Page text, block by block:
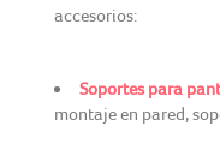
accesorios:
Soportes para
montaje en pared,